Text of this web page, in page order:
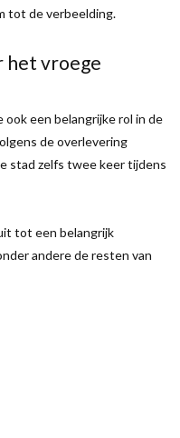
tot de verbeelding.
het vroege
een belangrijke rol in de
de overlevering
stad zelfs twee keer tijdens
tot een belangrijk
andere de resten van